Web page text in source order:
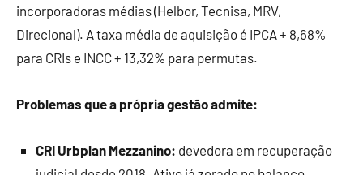
incorporadoras médias (Helbor, Tecnisa, MRV,
Direcional). A taxa média de aquisição é IPCA + 8,68%
para CRIs e INCC + 13,32% para permutas.
Problemas que a própria gestão admite:
CRI Urbplan Mezzanino: devedora em recuperação